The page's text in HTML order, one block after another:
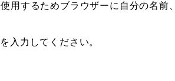
用するためブラウザーに自分の名前
入力してください。